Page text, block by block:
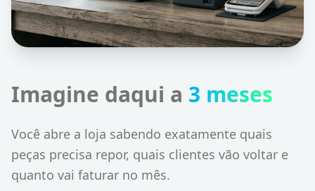
Imagine daqui a 3 meses
Você abre a loja sabendo exatamente quais
peças precisa repor, quais clientes vão voltar e
quanto vai faturar no mês.